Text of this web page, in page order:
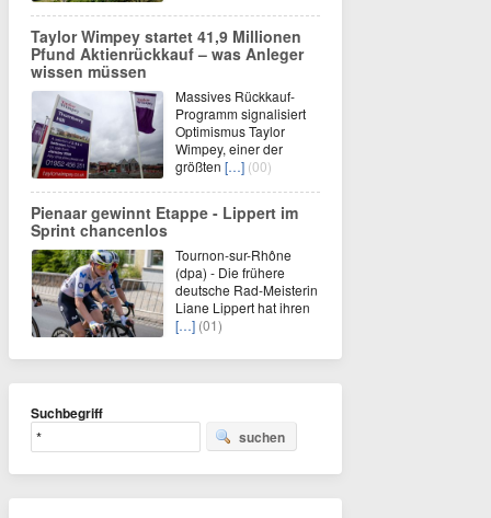
Taylor Wimpey startet 41,9 Millionen
Pfund Aktienrückkauf – was Anleger
wissen müssen
Massives Rückkauf-
Programm signalisiert
Optimismus Taylor
Wimpey, einer der
größten […] (00)
Pienaar gewinnt Etappe - Lippert im
Sprint chancenlos
Tournon-sur-Rhône
(dpa) - Die frühere
deutsche Rad-Meisterin
Liane Lippert hat ihren
[…] (01)
Suchbegriff
suchen